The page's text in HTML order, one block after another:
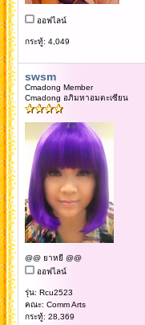
ออฟไลน์
กระทู้: 4,049
swsm
Cmadong Member
Cmadong อภิมหาอมตะเซียน
@@ ยาหยี @@
ออฟไลน์
รุ่น: Rcu2523
คณะ: Comm Arts
กระทู้: 28,369